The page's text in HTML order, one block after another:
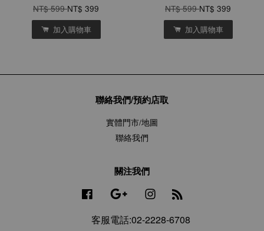
NT$ 599NT$ 399
加入購物車
NT$ 599NT$ 399
加入購物車
聯絡我們/預約店取
實體門市/地圖
聯絡我們
關注我們
Facebook Google Instagram
客服電話:02-2228-6708